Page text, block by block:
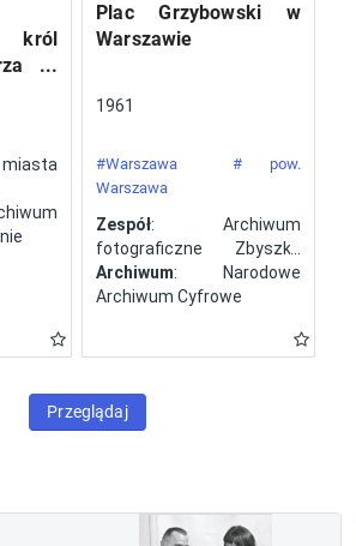
król
i
Plac Grzybowski w
Warszawie
1961
#Warszawa
# pow.
Warszawa
Zespół: Archiwum
fotograficzne Zbyszka
Siemaszki
Archiwum: Narodowe
Archiwum Cyfrowe
Przeglądaj